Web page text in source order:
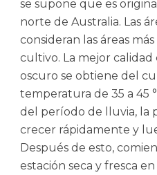
se supone que es
norte de Australia. Las
consideran las áreas
cultivo. La mejor
oscuro se obtiene del
temperatura de 35 a 45
del período de lluvia, la
crecer rápidamente y
Después de esto,
estación seca y fresca